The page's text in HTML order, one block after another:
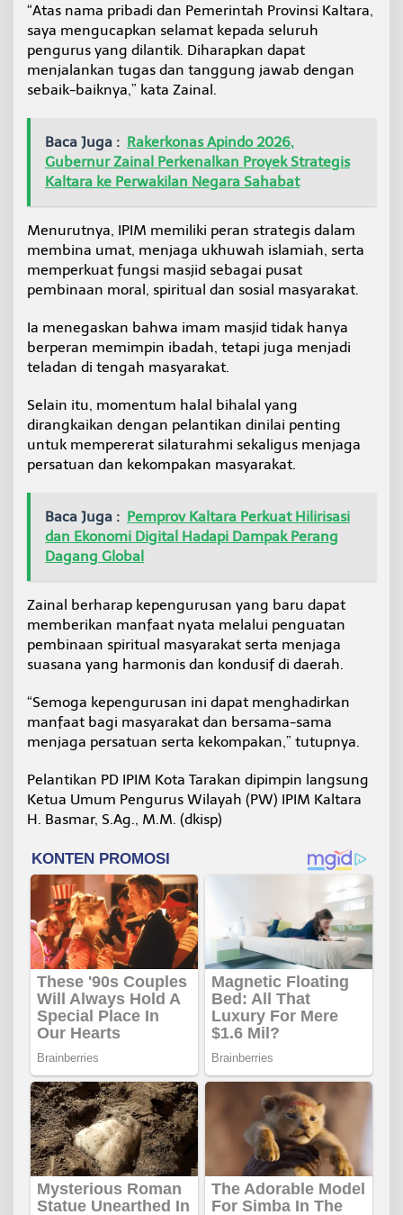
r
a
h
m
“Atas nama pribadi dan Pemerintah Provinsi Kaltara,
saya mengucapkan selamat kepada seluruh
pengurus yang dilantik. Diharapkan dapat
menjalankan tugas dan tanggung jawab dengan
sebaik-baiknya,” kata Zainal.
Baca Juga : Rakerkonas Apindo 2026,
Gubernur Zainal Perkenalkan Proyek Strategis
Kaltara ke Perwakilan Negara Sahabat
Menurutnya, IPIM memiliki peran strategis dalam
membina umat, menjaga ukhuwah islamiah, serta
memperkuat fungsi masjid sebagai pusat
pembinaan moral, spiritual dan sosial masyarakat.
Ia menegaskan bahwa imam masjid tidak hanya
berperan memimpin ibadah, tetapi juga menjadi
teladan di tengah masyarakat.
Selain itu, momentum halal bihalal yang
dirangkaikan dengan pelantikan dinilai penting
untuk mempererat silaturahmi sekaligus menjaga
persatuan dan kekompakan masyarakat.
Baca Juga : Pemprov Kaltara Perkuat Hilirisasi
dan Ekonomi Digital Hadapi Dampak Perang
Dagang Global
Zainal berharap kepengurusan yang baru dapat
memberikan manfaat nyata melalui penguatan
pembinaan spiritual masyarakat serta menjaga
suasana yang harmonis dan kondusif di daerah.
“Semoga kepengurusan ini dapat menghadirkan
manfaat bagi masyarakat dan bersama-sama
menjaga persatuan serta kekompakan,” tutupnya.
Pelantikan PD IPIM Kota Tarakan dipimpin langsung
Ketua Umum Pengurus Wilayah (PW) IPIM Kaltara
H. Basmar, S.Ag., M.M. (dkisp)